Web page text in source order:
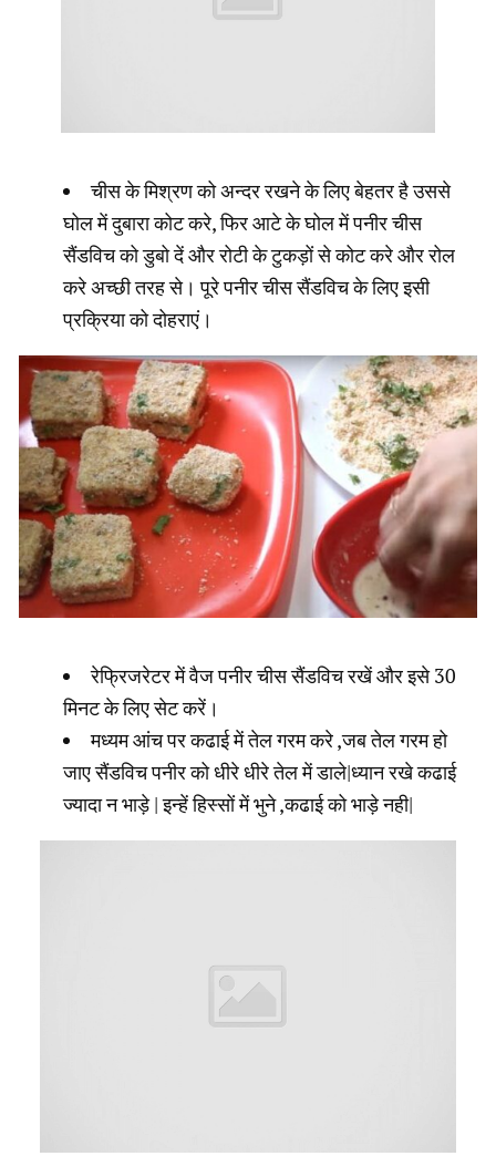
चीस के मिश्रण को अन्दर रखने के लिए बेहतर है उससे
घोल में दुबारा कोट करे, फिर आटे के घोल में पनीर चीस
सैंडविच को डुबो दें और रोटी के टुकड़ों से कोट करे और रोल
करे अच्छी तरह से। पूरे पनीर चीस सैंडविच के लिए इसी
प्रक्रिया को दोहराएं।
रेफ्रिजरेटर में वैज पनीर चीस सैंडविच रखें और इसे 30
मिनट के लिए सेट करें।
मध्यम आंच पर कढाई में तेल गरम करे ,जब तेल गरम हो
जाए सैंडविच पनीर को धीरे धीरे तेल में डाले|ध्यान रखे कढाई
ज्यादा न भाड़े | इन्हें हिस्सों में भुने ,कढाई को भाड़े नही|